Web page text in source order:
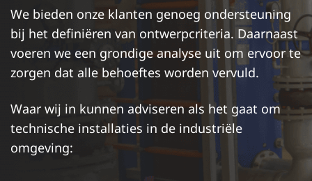
We bieden onze klanten genoeg ondersteuning
bij het definiëren van ontwerpcriteria. Daarnaast
voeren we een grondige analyse uit om ervoor te
zorgen dat alle behoeftes worden vervuld.
Waar wij in kunnen adviseren als het gaat om
technische installaties in de industriële
omgeving: